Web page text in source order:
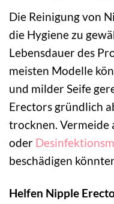
Die Reinigung von
die Hygiene zu
Lebensdauer des
meisten Modelle
und milder Seife
Erectors gründlich
trocknen. Vermeide
oder
beschädigen
Helfen Nipple